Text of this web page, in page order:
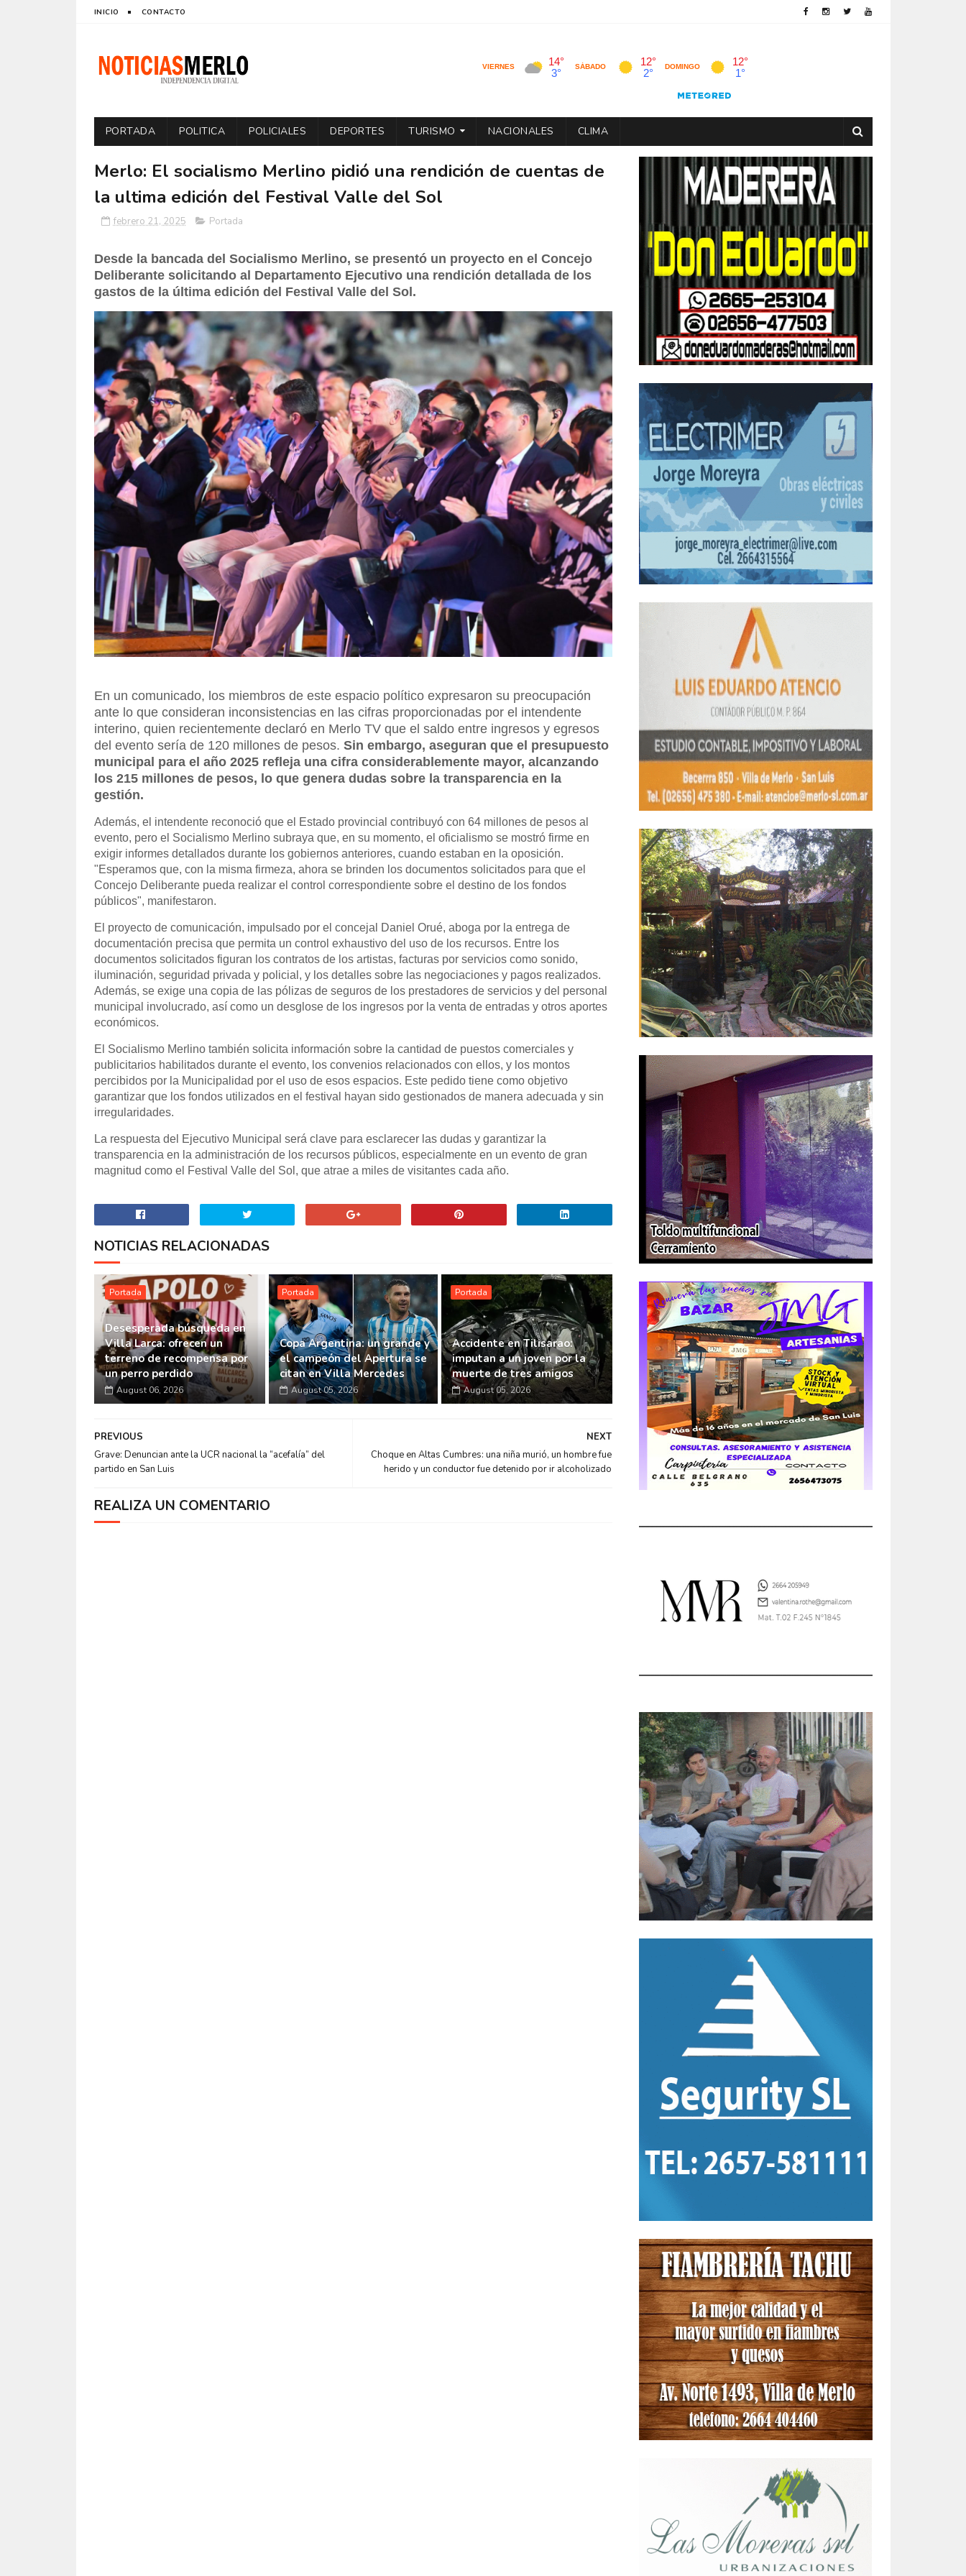
INICIO CONTACTO
PORTADA POLITICA POLICIALES DEPORTES TURISMO NACIONALES CLIMA
Merlo: El socialismo Merlino pidió una rendición de cuentas de
la ultima edición del Festival Valle del Sol
febrero 21, 2025 Portada
Desde la bancada del Socialismo Merlino, se presentó un proyecto en el Concejo
Deliberante solicitando al Departamento Ejecutivo una rendición detallada de los
gastos de la última edición del Festival Valle del Sol.
En un comunicado, los miembros de este espacio político expresaron su preocupación
ante lo que consideran inconsistencias en las cifras proporcionadas por el intendente
interino, quien recientemente declaró en Merlo TV que el saldo entre ingresos y egresos
del evento sería de 120 millones de pesos. Sin embargo, aseguran que el presupuesto
municipal para el año 2025 refleja una cifra considerablemente mayor, alcanzando
los 215 millones de pesos, lo que genera dudas sobre la transparencia en la
gestión.
Además, el intendente reconoció que el Estado provincial contribuyó con 64 millones de pesos al
evento, pero el Socialismo Merlino subraya que, en su momento, el oficialismo se mostró firme en
exigir informes detallados durante los gobiernos anteriores, cuando estaban en la oposición.
"Esperamos que, con la misma firmeza, ahora se brinden los documentos solicitados para que el
Concejo Deliberante pueda realizar el control correspondiente sobre el destino de los fondos
públicos", manifestaron.
El proyecto de comunicación, impulsado por el concejal Daniel Orué, aboga por la entrega de
documentación precisa que permita un control exhaustivo del uso de los recursos. Entre los
documentos solicitados figuran los contratos de los artistas, facturas por servicios como sonido,
iluminación, seguridad privada y policial, y los detalles sobre las negociaciones y pagos realizados.
Además, se exige una copia de las pólizas de seguros de los prestadores de servicios y del personal
municipal involucrado, así como un desglose de los ingresos por la venta de entradas y otros aportes
económicos.
El Socialismo Merlino también solicita información sobre la cantidad de puestos comerciales y
publicitarios habilitados durante el evento, los convenios relacionados con ellos, y los montos
percibidos por la Municipalidad por el uso de esos espacios. Este pedido tiene como objetivo
garantizar que los fondos utilizados en el festival hayan sido gestionados de manera adecuada y sin
irregularidades.
La respuesta del Ejecutivo Municipal será clave para esclarecer las dudas y garantizar la
transparencia en la administración de los recursos públicos, especialmente en un evento de gran
magnitud como el Festival Valle del Sol, que atrae a miles de visitantes cada año.
NOTICIAS RELACIONADAS
Portada
Desesperada búsqueda en
Villa Larca: ofrecen un
terreno de recompensa por
un perro perdido
August 06, 2026
Portada
Copa Argentina: un grande y
el campeón del Apertura se
citan en Villa Mercedes
August 05, 2026
Portada
Accidente en Tilisarao:
imputan a un joven por la
muerte de tres amigos
August 05, 2026
NEXT
Choque en Altas Cumbres: una niña murió, un hombre fue
herido y un conductor fue detenido por ir alcoholizado
PREVIOUS
Grave: Denuncian ante la UCR nacional la “acefalía” del
partido en San Luis
REALIZA UN COMENTARIO